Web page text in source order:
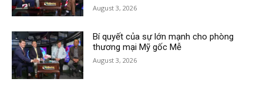
August 3, 2026
Bí quyết của sự lớn mạnh cho phòng
thương mại Mỹ gốc Mễ
August 3, 2026